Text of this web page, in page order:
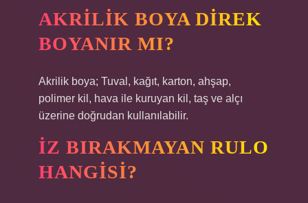
AKRILIK BOYA DIREK
BOYANIR MI?
Akrilik boya; Tuval, kağıt, karton, ahşap,
polimer kil, hava ile kuruyan kil, taş ve alçı
üzerine doğrudan kullanılabilir.
İZ BIRAKMAYAN RULO
HANGISI?